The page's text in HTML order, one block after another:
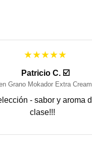
★★★★★
Patricio C. ☑️
Grano Mokador Extra
- sabor y aroma
clase!!!